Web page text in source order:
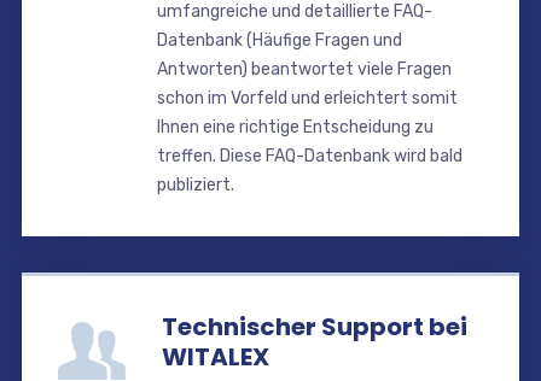
umfangreiche und detaillierte FAQ-
Datenbank (Häufige Fragen und
Antworten) beantwortet viele Fragen
schon im Vorfeld und erleichtert somit
Ihnen eine richtige Entscheidung zu
treffen. Diese FAQ-Datenbank wird bald
publiziert.
Technischer Support bei
WITALEX